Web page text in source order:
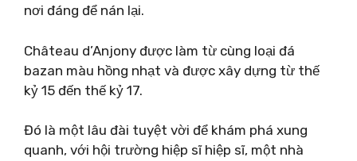
nơi đáng để nán lại.
Château d’Anjony được làm từ cùng loại đá
bazan màu hồng nhạt và được xây dựng từ thế
kỷ 15 đến thế kỷ 17.
Đó là một lâu đài tuyệt vời để khám phá xung
quanh, với hội trường hiệp sĩ hiệp sĩ, một nhà